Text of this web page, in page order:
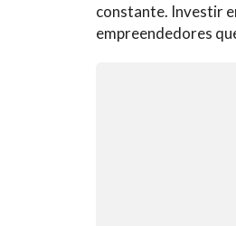
constante. Investir
empreendedores